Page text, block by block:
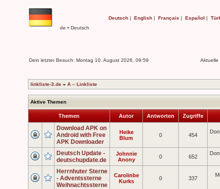
de • Deutsch
Deutsch | English | Français | Español |
Dein letzter Besuch: Montag 10. August 2026, 09:59 Aktuelle
linkliste-3.de » A – Linkliste
Aktive Themen
Themen Autor Antworten Zugriffe
Download APK on
Android with Free
APK Downloader
Heike
Blum
0 454
Deutsch Update -
deutschupdate.de
Johnnie
Anony
0 652
Herrnhuter Sterne
- Adventssterne
Weihnachtssterne
Carolinbe
Kurks
0 337